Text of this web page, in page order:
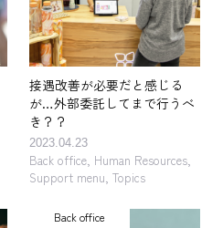
接遇改善が必要だと感じる
が…外部委託してまで行うべ
き？？
2023.04.23
Back office, Human Resources,
Support menu,Topics
Back office